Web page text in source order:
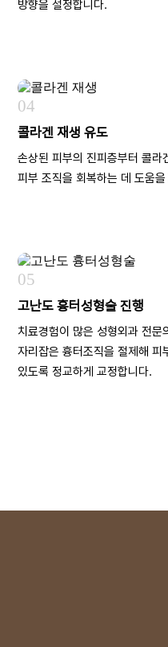
방향을 설정합니다.
04
콜라겐 재생 유도
손상된 피부의 진피층부터 콜라
피부 조직을 회복하는 데 도움
05
고난도 흉터성형술 진행
치료경험이 많은 성형외과 전문
자리잡은 흉터조직을 절제해 피
있도록 정교하게 교정합니다.